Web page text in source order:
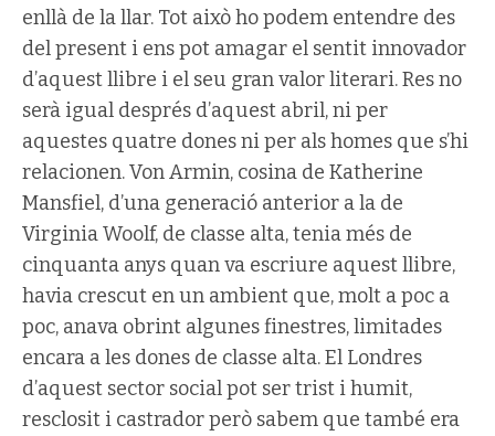
enllà de la llar. Tot això ho podem entendre des
del present i ens pot amagar el sentit innovador
d’aquest llibre i el seu gran valor literari. Res no
serà igual després d’aquest abril, ni per
aquestes quatre dones ni per als homes que s’hi
relacionen. Von Armin, cosina de Katherine
Mansfiel, d’una generació anterior a la de
Virginia Woolf, de classe alta, tenia més de
cinquanta anys quan va escriure aquest llibre,
havia crescut en un ambient que, molt a poc a
poc, anava obrint algunes finestres, limitades
encara a les dones de classe alta. El Londres
d’aquest sector social pot ser trist i humit,
resclosit i castrador però sabem que també era